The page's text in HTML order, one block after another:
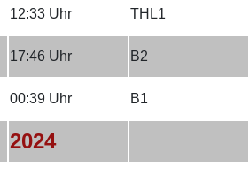
12:33 Uhr THL1
17:46 Uhr B2
00:39 Uhr B1
2024